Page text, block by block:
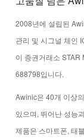
2008년에 설립된
관리 및 시그널 체인
이 증권거래소
688798입니다.
Awinic은 40개 이상
있으며, 뛰어난 성능
제품은 스마트폰, 태